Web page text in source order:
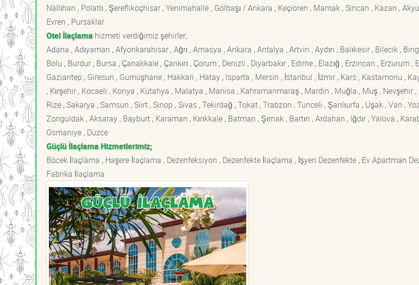
Nallıhan , Polatlı , Şereflikoçhisar , Yenimahalle , Gölbaşı / Ankara , Keçiören , Mamak , Sincan , Kazan ,
Evren , Pursaklar
Otel İlaçlama hizmeti verdiğimiz şehirler;
Adana , Adıyaman , Afyonkarahisar , Ağrı , Amasya , Ankara , Antalya , Artvin , Aydın , Balıkesir , Bilecik ,
Bolu , Burdur , Bursa , Çanakkale , Çankırı , Çorum , Denizli , Diyarbakır , Edirne , Elazığ , Erzincan , Erzurum ,
Gaziantep , Giresun , Gümüşhane , Hakkari , Hatay , Isparta , Mersin , İstanbul , İzmir , Kars , Kastamonu ,
, Kırşehir , Kocaeli , Konya , Kütahya , Malatya , Manisa , Kahramanmaraş , Mardin , Muğla , Muş , Nevşehir ,
Rize , Sakarya , Samsun , Siirt , Sinop , Sivas , Tekirdağ , Tokat , Trabzon , Tunceli , Şanlıurfa , Uşak , Van ,
Zonguldak , Aksaray , Bayburt , Karaman , Kırıkkale , Batman , Şırnak , Bartın , Ardahan , Iğdır , Yalova ,
Osmaniye , Düzce
Güçlü İlaçlama Hizmetlerimiz;
Böcek İlaçlama , Haşere İlaçlama , Dezenfeksiyon , Dezenfekte İlaçlama , İşyeri Dezenfekte , Ev Apartman
Fabrika İlaçlama